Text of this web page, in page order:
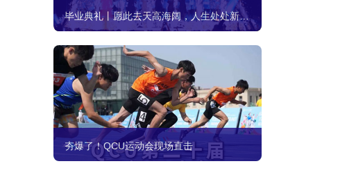
毕业典礼丨愿此去天高海阔，人生处处新开始
夯爆了！QCU运动会现场直击